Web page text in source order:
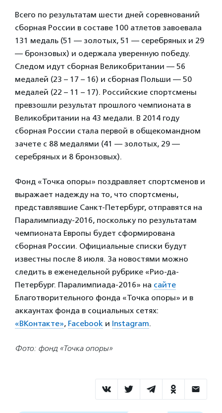
Всего по результатам шести дней соревнований
сборная России в составе 100 атлетов завоевала
131 медаль (51 — золотых, 51 — серебряных и 29
— бронзовых) и одержала уверенную победу.
Следом идут сборная Великобритании — 56
медалей (23 – 17 – 16) и сборная Польши — 50
медалей (22 – 11 – 17). Российские спортсмены
превзошли результат прошлого чемпионата в
Великобритании на 43 медали. В 2014 году
сборная России стала первой в общекомандном
зачете с 88 медалями (41 — золотых, 29 —
серебряных и 8 бронзовых).
Фонд «Точка опоры» поздравляет спортсменов и
выражает надежду на то, что спортсмены,
представлявшие Санкт-Петербург, отправятся на
Паралимпиаду-2016, поскольку по результатам
чемпионата Европы будет сформирована
сборная России. Официальные списки будут
известны после 8 июля. За новостями можно
следить в еженедельной рубрике «Рио-да-
Петербург. Паралимпиада-2016» на сайте
Благотворительного фонда «Точка опоры» и в
аккаунтах фонда в социальных сетях:
«ВКонтакте», Facebook и Instagram.
Фото: фонд «Точка опоры»